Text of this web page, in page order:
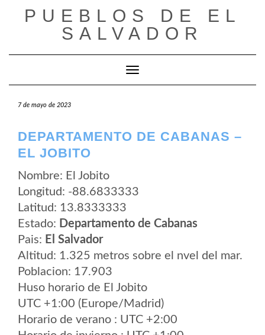
PUEBLOS DE EL
SALVADOR
Cambiar modo de navegación
7 de mayo de 2023
DEPARTAMENTO DE CABANAS –
EL JOBITO
Nombre: El Jobito
Longitud: -88.6833333
Latitud: 13.8333333
Estado: Departamento de Cabanas
Pais: El Salvador
Altitud: 1.325 metros sobre el nvel del mar.
Poblacion: 17.903
Huso horario de El Jobito
UTC +1:00 (Europe/Madrid)
Horario de verano : UTC +2:00